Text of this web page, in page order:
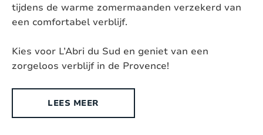
Jacuzzi:
Huisdieren:
Omheinde tuin:
tijdens de warme zomermaanden verzekerd van
een comfortabel verblijf.
Kies voor L’Abri du Sud en geniet van een
zorgeloos verblijf in de Provence!
LEES MEER